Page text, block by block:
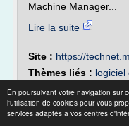
En poursuivant votre navigation sur
l'utilisation de cookies pour vous
services adaptés à vos centres
Machine Manager...
Lire la suite
Site : https://
Thèmes liés : logiciel
sur l'ordinateur /
logiciel systeme d